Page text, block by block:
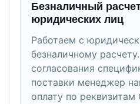
Безналичный
юридических лиц
Работаем с
безналичному
согласования
поставки менеджер
оплату по